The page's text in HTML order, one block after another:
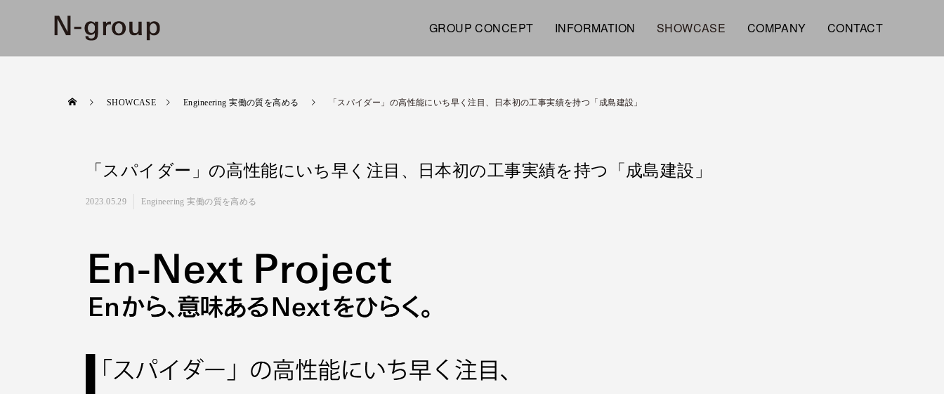
GROUP CONCEPT INFORMATION SHOWCASE COMPANY CONTACT
SHOWCASE Engineering 実働の質を高める 「スパイダー」の⾼性能にいち早く注⽬、⽇本初の⼯事実績を持つ「成島建設」
「スパイダー」の⾼性能にいち早く注⽬、⽇本初の⼯事実績を持つ「成島建設」
2023.05.29 Engineering 実働の質を高める